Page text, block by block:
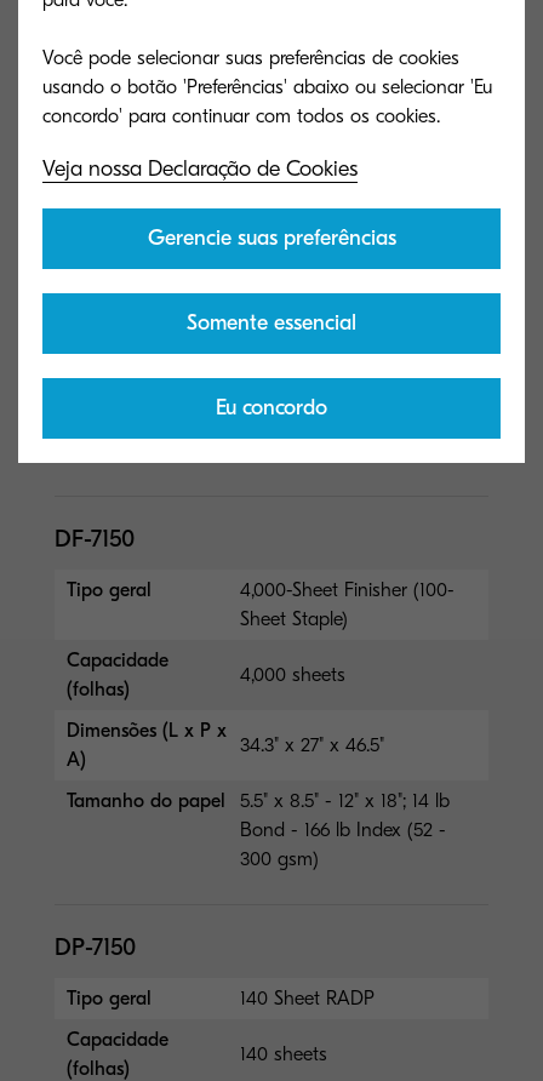
DF-7140
Tipo geral
4,000 Sheet Finisher (65-
Sheet Staple)
Capacidade
4,000 sheets
Dimensões (L x P x
A)
29" x 26" x 42"
Bond - 166 lb Index (52 -
DF-7150
Tipo geral
4,000-Sheet Finisher (100-
Sheet Staple)
Capacidade
(folhas)
4,000 sheets
Dimensões (L x P x
A)
34.3" x 27" x 46.5"
Tamanho do papel
5.5" x 8.5" - 12" x 18"; 14 lb
Bond - 166 lb Index (52 -
300 gsm)
DP-7150
Tipo geral
140 Sheet RADP
Capacidade
(folhas)
140 sheets
Você pode selecionar suas preferências de cookies
usando o botão 'Preferências' abaixo ou selecionar 'Eu
Veja nossa Declaração de Cookies
Gerencie suas preferências
Somente essencial
Eu concordo